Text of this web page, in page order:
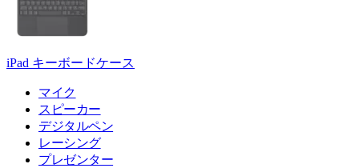
iPad キーボードケース
マイク
スピーカー
デジタルペン
レーシング
プレゼンター